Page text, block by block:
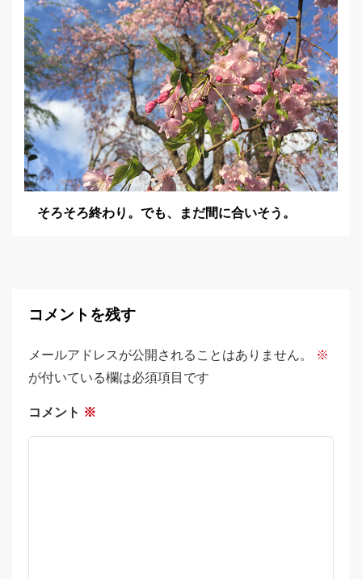
そろそろ終わり。でも、まだ間に合いそう。
コメントを残す
メールアドレスが公開されることはありません。
※
が付いている欄は必須項目です
コメント ※